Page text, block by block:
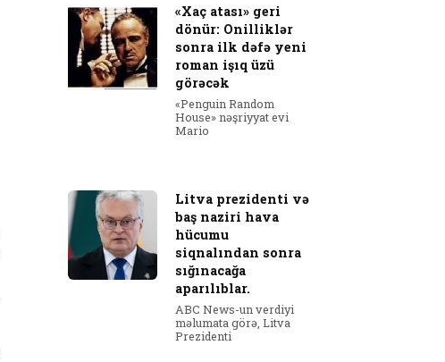
«Xaç atası» geri
dönür: Onilliklər
sonra ilk dəfə yeni
roman işıq üzü
görəcək
«Penguin Random
House» nəşriyyat evi
Mario
Litva prezidenti və
baş naziri hava
hücumu
siqnalından sonra
sığınacağa
aparılıblar.
ABC News-un verdiyi
məlumata görə, Litva
Prezidenti